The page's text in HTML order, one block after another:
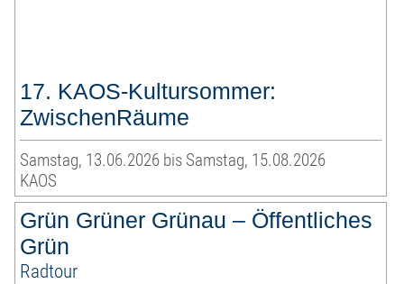
17. KAOS-Kultursommer:
ZwischenRäume
Samstag, 13.06.2026 bis Samstag, 15.08.2026
KAOS
Grün Grüner Grünau – Öffentliches
Grün
Radtour